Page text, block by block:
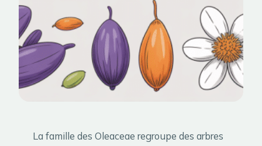
La famille des Oleaceae regroupe des arbres